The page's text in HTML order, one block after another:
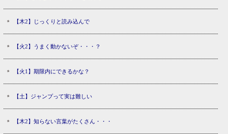
【木2】じっくりと読み込んで
【火2】うまく動かないぞ・・・？
【火1】期限内にできるかな？
【土】ジャンプって実は難しい
【木2】知らない言葉がたくさん・・・